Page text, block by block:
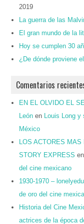
2019
La guerra de las
El gran mundo de la
Hoy se cumplen 30
¿De dónde proviene
Comentarios
EN EL OLVIDO EL
León en
Louis Long
México
LOS ACTORES
STORY EXPRESS en
del cine mexicano
1930-1970 –
de oro del cine
Historia del Cine
actrices de la época